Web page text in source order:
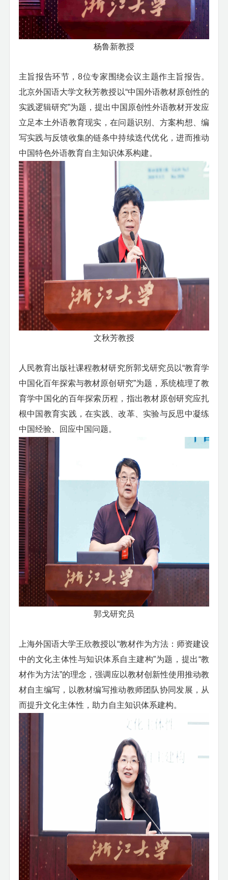
杨鲁新教授
主旨报告环节，8位专家围绕会议主题作主旨报告。
北京外国语大学文秋芳教授以“中国外语教材原创性的
实践逻辑研究”为题，提出中国原创性外语教材开发应
立足本土外语教育现实，在问题识别、方案构想、编
写实践与反馈收集的链条中持续迭代优化，进而推动
中国特色外语教育自主知识体系构建。
文秋芳教授
人民教育出版社课程教材研究所郭戈研究员以“教育学
中国化百年探索与教材原创研究”为题，系统梳理了教
育学中国化的百年探索历程，指出教材原创研究应扎
根中国教育实践，在实践、改革、实验与反思中凝练
中国经验、回应中国问题。
郭戈研究员
上海外国语大学王欣教授以“教材作为方法：师资建设
中的文化主体性与知识体系自主建构”为题，提出“教
材作为方法”的理念，强调应以教材创新性使用推动教
材自主编写，以教材编写推动教师团队协同发展，从
而提升文化主体性，助力自主知识体系建构。